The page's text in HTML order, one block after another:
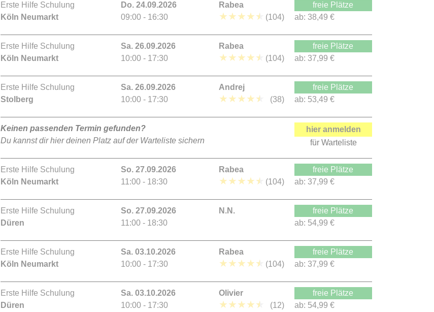
Erste Hilfe Schulung
Köln Neumarkt
Do. 24.09.2026
09:00 - 16:30
Rabea
★★★★★ (104)
freie Plätze
ab: 38,49 €
Erste Hilfe Schulung
Köln Neumarkt
Sa. 26.09.2026
10:00 - 17:30
Rabea
★★★★★ (104)
freie Plätze
ab: 37,99 €
Erste Hilfe Schulung
Stolberg
Sa. 26.09.2026
10:00 - 17:30
Andrej
★★★★★ (38)
freie Plätze
ab: 53,49 €
Keinen passenden Termin gefunden?
Du kannst dir hier deinen Platz auf der Warteliste sichern
hier anmelden
für Warteliste
Erste Hilfe Schulung
Köln Neumarkt
So. 27.09.2026
11:00 - 18:30
Rabea
★★★★★ (104)
freie Plätze
ab: 37,99 €
Erste Hilfe Schulung
Düren
So. 27.09.2026
11:00 - 18:30
N.N.
freie Plätze
ab: 54,99 €
Erste Hilfe Schulung
Köln Neumarkt
Sa. 03.10.2026
10:00 - 17:30
Rabea
★★★★★ (104)
freie Plätze
ab: 37,99 €
Erste Hilfe Schulung
Düren
Sa. 03.10.2026
10:00 - 17:30
Olivier
★★★★★ (12)
freie Plätze
ab: 54,99 €